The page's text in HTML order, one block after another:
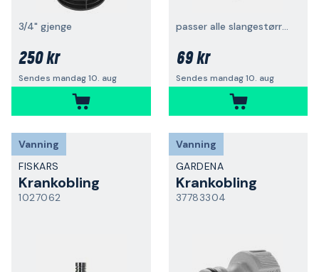
3/4" gjenge
250 kr
Sendes mandag 10. aug
passer alle slangestørrelser
69 kr
Sendes mandag 10. aug
Vanning
FISKARS
Krankobling
1027062
Vanning
GARDENA
Krankobling
37783304